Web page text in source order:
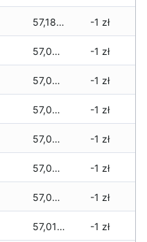
57,185 zł -1 zł
57,085 zł -1 zł
57,085 zł -1 zł
57,085 zł -1 zł
57,085 zł -1 zł
57,085 zł -1 zł
57,035 zł -1 zł
57,015 zł -1 zł